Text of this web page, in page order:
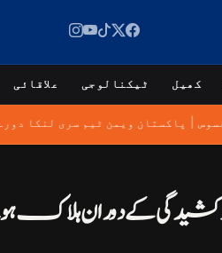
کھیل ٹیکنالوجی علاقائی
پاکستان ویمن ٹیم سری لنکا |